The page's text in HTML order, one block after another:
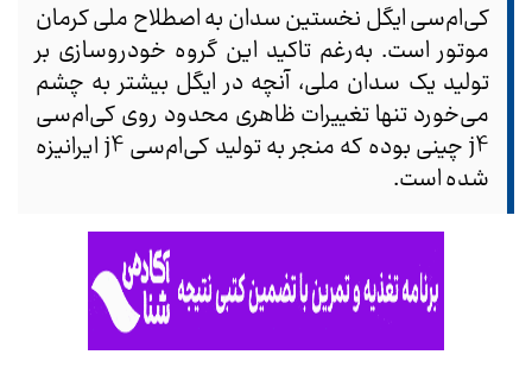
کی‌ام‌سی ایگل نخستین سدان به اصطلاح ملی کرمان
موتور است. به‌‌رغم تاکید این گروه خودروسازی بر
تولید یک سدان ملی، آنچه در ایگل بیشتر به چشم
می‌خورد تنها تغییرات ظاهری محدود روی کی‌ام‌سی
j4 چینی بوده که منجر به تولید کی‌ام‌سی j4 ایرانیزه
شده است.